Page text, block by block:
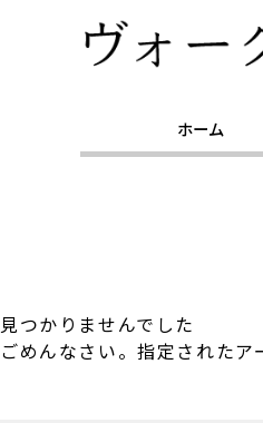
ホーム
見つかりませんでした
ごめんなさい。指定されたア